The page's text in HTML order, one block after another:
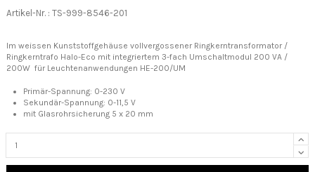
Artikel-Nr. : TS-999-8546-201
Im weissen Kunststoffgehäuse vollvergossener Ringkerntransformator /
Ringkerntrafo Halo-Eco mit integriertem 3-fach Umschaltmodul 200 VA /
200W für Leuchtenanwendungen HE-200/UM
Primär-Spannung: 0-230 V
Sekundär-Spannung: 0-11,5 V
mit Glasrohrsicherung 5 x 20 mm